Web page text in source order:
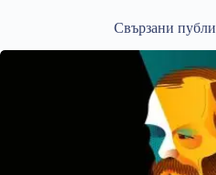
Свързани